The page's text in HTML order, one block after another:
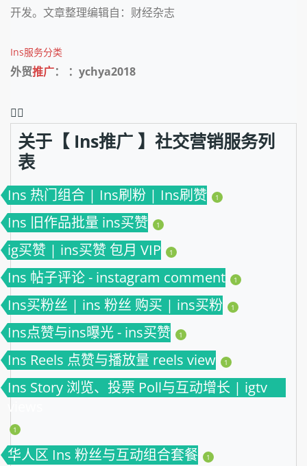
开发。文章整理编辑自：财经杂志
Ins服务分类
外贸推广： ：ychya2018
❤️‍🔥
关于【 Ins推广 】社交营销服务列
表
Ins 热门组合 | Ins刷粉 | Ins刷赞 1
Ins 旧作品批量 ins买赞 1
ig买赞 | ins买赞 包月 VIP 1
Ins 帖子评论 - instagram comment 1
Ins买粉丝 | ins 粉丝 购买 | ins买粉 1
Ins点赞与ins曝光 - ins买赞 1
Ins Reels 点赞与播放量 reels view 1
Ins Story 浏览、投票 Poll与互动增长 | igtv
views
1
华人区 Ins 粉丝与互动组合套餐 1